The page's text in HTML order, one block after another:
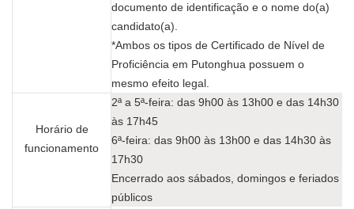
documento de identificação e o nome do(a)
candidato(a).
*Ambos os tipos de Certificado de Nível de
Proficiência em Putonghua possuem o
mesmo efeito legal.
Horário de
funcionamento
2ª a 5ª-feira: das 9h00 às 13h00 e das 14h30
às 17h45
6ª-feira: das 9h00 às 13h00 e das 14h30 às
17h30
Encerrado aos sábados, domingos e feriados
públicos